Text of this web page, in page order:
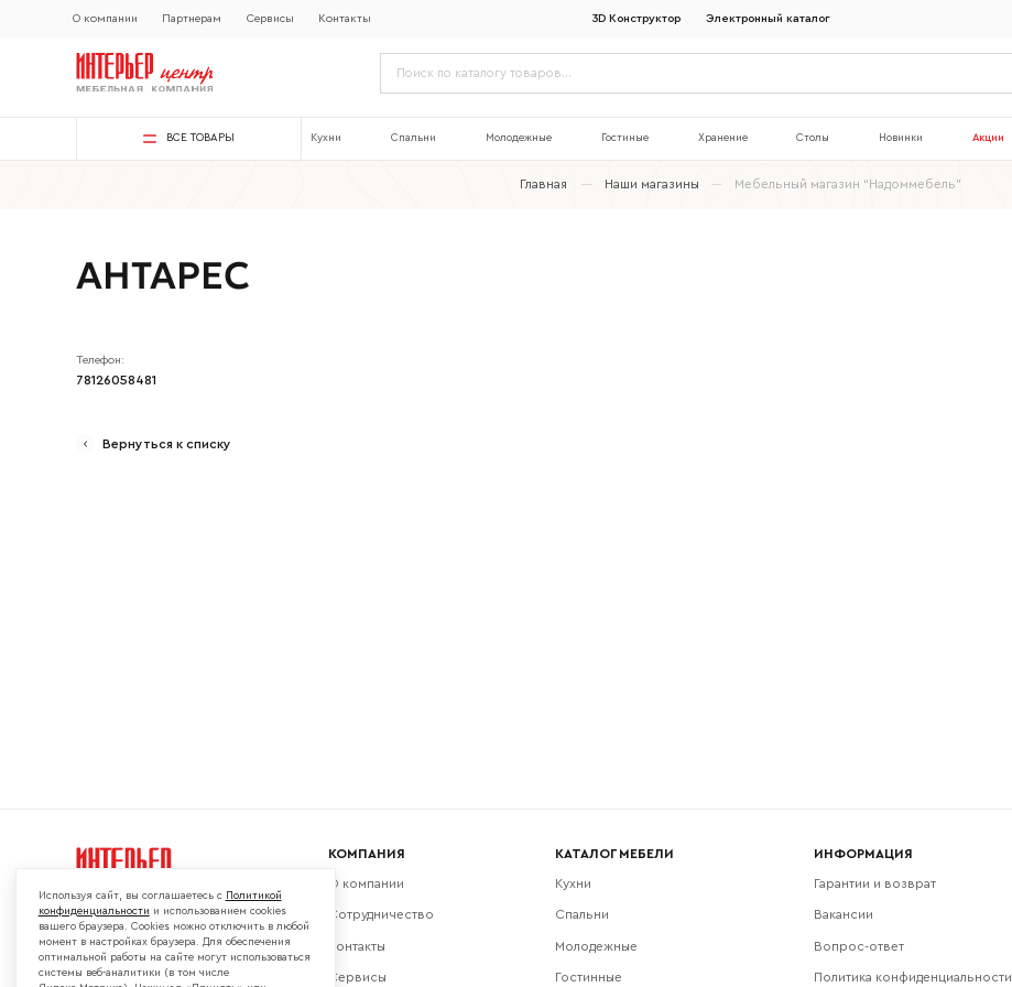
О компании Партнерам Сервисы Контакты 3D Конструктор Электронный каталог
ВСЕ ТОВАРЫ Кухни Спальни Молодежные Гостиные Хранение Столы Новинки Акции
Главная Наши магазины Мебельный магазин “Надоммебель”
АНТАРЕС
Телефон:
78126058481
Вернуться к списку
Мы в социальных сетях:
КОМПАНИЯ
О компании
Сотрудничество
Контакты
Сервисы
КАТАЛОГ МЕБЕЛИ
Кухни
Спальни
Молодежные
Гостинные
ИНФОРМАЦИЯ
Гарантии и возврат
Вакансии
Вопрос-ответ
Политика конфиденциальности
Используя сайт, вы соглашаетесь с Политикой
конфиденциальности и использованием cookies
вашего браузера. Cookies можно отключить в любой
момент в настройках браузера. Для обеспечения
оптимальной работы на сайте могут использоваться
системы веб-аналитики (в том числе